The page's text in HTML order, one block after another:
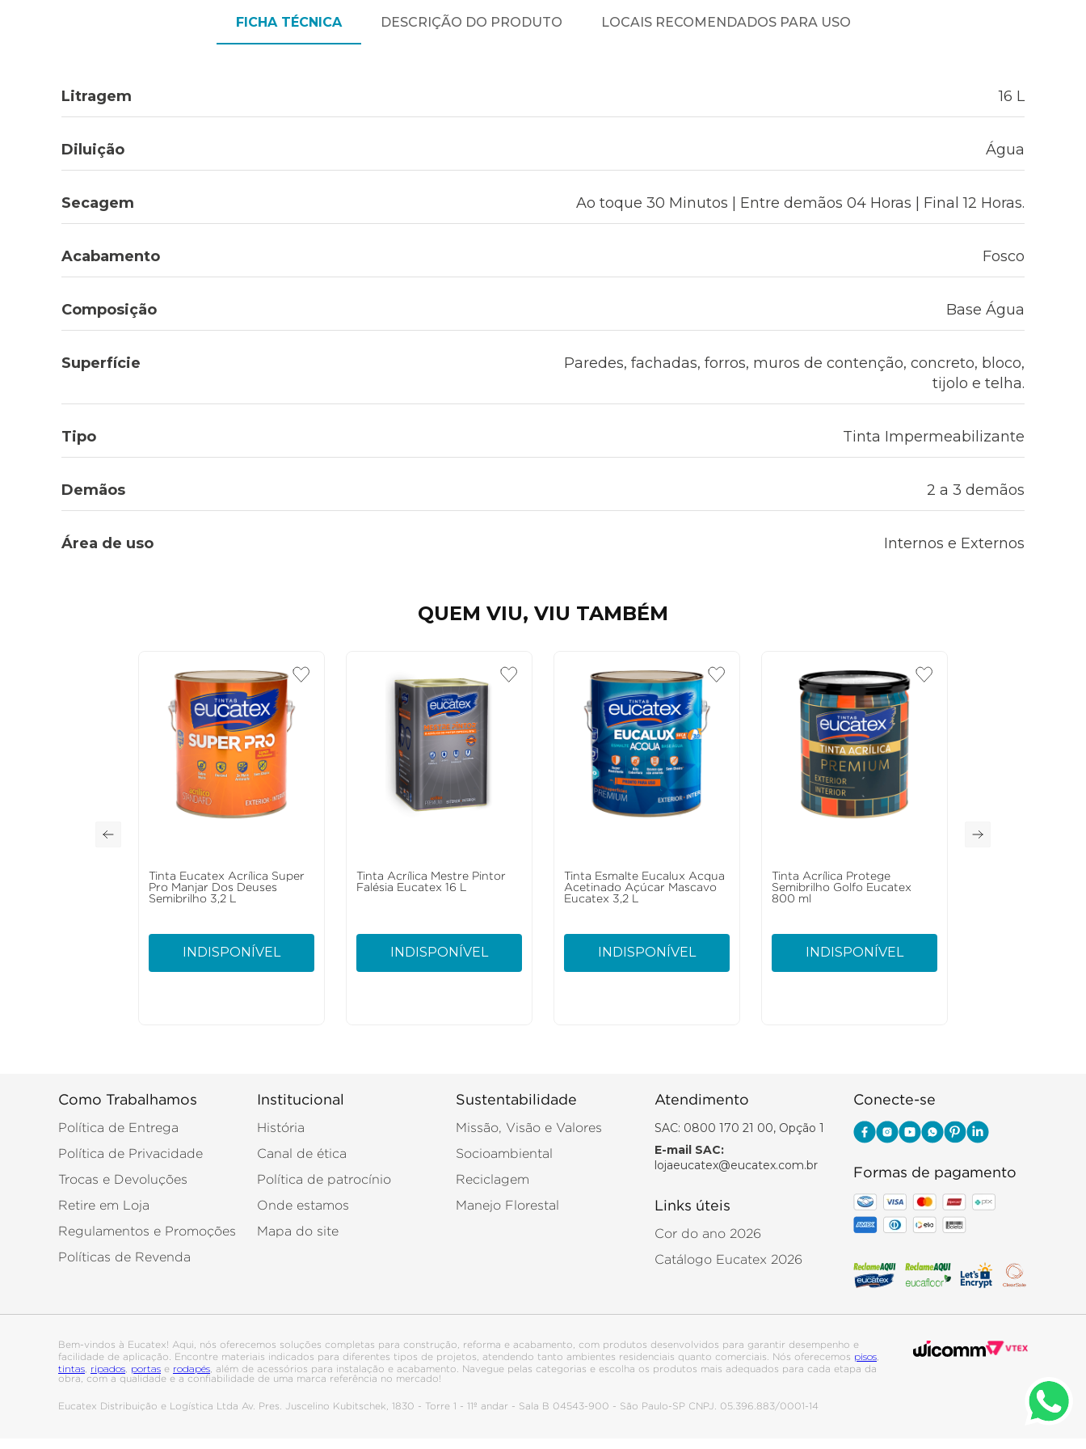
FICHA TÉCNICA DESCRIÇÃO DO PRODUTO LOCAIS RECOMENDADOS PARA USO
Litragem 16 L
Diluição Água
Secagem Ao toque 30 Minutos | Entre demãos 04 Horas | Final 12 Horas.
Acabamento Fosco
Composição Base Água
Superfície
Paredes, fachadas, forros, muros de contenção, concreto, bloco,
tijolo e telha.
Tipo Tinta Impermeabilizante
Demãos 2 a 3 demãos
Área de uso Internos e Externos
QUEM VIU, VIU TAMBÉM
Tinta Eucatex Acrílica Super
Pro Manjar Dos Deuses
Semibrilho 3,2 L
INDISPONÍVEL
Tinta Acrílica Mestre Pintor
Falésia Eucatex 16 L
INDISPONÍVEL
Tinta Esmalte Eucalux Acqua
Acetinado Açúcar Mascavo
Eucatex 3,2 L
INDISPONÍVEL
Tinta Acrílica Protege
Semibrilho Golfo Eucatex
800 ml
INDISPONÍVEL
Como Trabalhamos
Política de Entrega
Política de Privacidade
Trocas e Devoluções
Retire em Loja
Regulamentos e Promoções
Políticas de Revenda
Institucional
História
Canal de ética
Política de patrocínio
Onde estamos
Mapa do site
Sustentabilidade
Missão, Visão e Valores
Socioambiental
Reciclagem
Manejo Florestal
Atendimento
SAC: 0800 170 21 00, Opção 1
E-mail SAC:
lojaeucatex@eucatex.com.br
Links úteis
Cor do ano 2026
Catálogo Eucatex 2026
Conecte-se
Formas de pagamento
Bem-vindos à Eucatex! Aqui, nós oferecemos soluções completas para construção, reforma e acabamento, com produtos desenvolvidos para garantir desempenho e
facilidade de aplicação. Encontre materiais indicados para diferentes tipos de projetos, atendendo tanto ambientes residenciais quanto comerciais. Nós oferecemos pisos
tintas ripados portas e rodapés , além de acessórios para instalação e acabamento. Navegue pelas categorias e escolha os produtos mais adequados para cada etapa da
obra, com a qualidade e a confiabilidade de uma marca referência no mercado!
Eucatex Distribuição e Logística Ltda Av. Pres. Juscelino Kubitschek, 1830 - Torre 1 - 11º andar - Sala B 04543-900 - São Paulo-SP CNPJ. 05.396.883/0001-14